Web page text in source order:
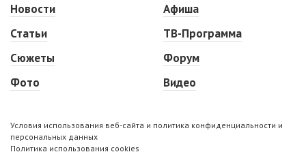
Новости
Статьи
Сюжеты
Фото
Афиша
ТВ-Программа
Форум
Видео
Условия использования веб-сайта и политика конфиденциальности и
персональных данных
Политика использования cookies